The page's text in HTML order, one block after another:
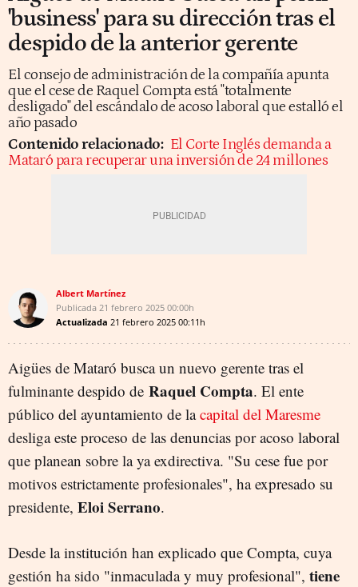
'business' para su dirección tras el
despido de la anterior gerente
El consejo de administración de la compañía apunta
que el cese de Raquel Compta está "totalmente
desligado" del escándalo de acoso laboral que estalló el
año pasado
Contenido relacionado: El Corte Inglés demanda a
Mataró para recuperar una inversión de 24 millones
Albert Martínez
Publicada 21 febrero 2025 00:00h
Actualizada 21 febrero 2025 00:11h
Aigües de Mataró busca un nuevo gerente tras el
fulminante despido de Raquel Compta. El ente
público del ayuntamiento de lacapital del Maresme
desliga este proceso de las denuncias por acoso laboral
que planean sobre la ya exdirectiva. "Su cese fue por
motivos estrictamente profesionales", ha expresado su
presidente, Eloi Serrano.
Desde la institución han explicado que Compta, cuya
gestión ha sido "inmaculada y muy profesional", tiene